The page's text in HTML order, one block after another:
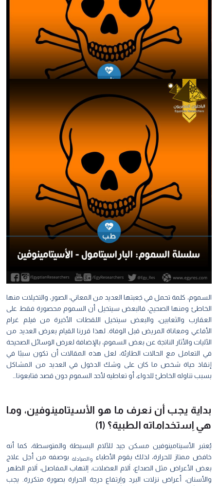
السموم، كلمة تحمل في جَعبتها العديد من المعاني، الصور، والتخيلات منها
الخاطئ ومنها الصحيح، فالبعض سيتخيل أن السموم محصورة فقط على
العقارب والثعابين، والبعض سيتخيل اللقطات الأخيرة من فيلم غرام
الأفاعي ومعاناة المريض قبل الوفاة. لهذا قررنا القيام بعرض العديد من
الآليات والأثار الناتجة عن بعض السموم، بالإضافة لعرض الوسائل الصحيحة
في التعامل مع الحالات الطارئة، لعل هذه المقالات أن تكون سببًا في
إنقاذ حياة شخص ما كان على وشك الدخول في العديد من المشاكل
بسبب تناوله الخاطئ للدواء، أو تعاطيه لأحد السموم دون قصد فتابعونا…
بداية يجب أن نعرف ما هو الأسيتامينوفين، وما
هي اِستخداماته الطبية؟ (1)
يُعتبر الأسيتامينوفين مسكن جيد للآلام البسيطة والمتوسطة، كما أنه
خافض ممتاز للحرارة، لذلك يقوم الأطباء والصيادلة بوصفه من أجل علاج
بعض الأعراض مثل الصداع، اَلام العضلات، اِلتهاب المفاصل، اَلام الظهر
والأسنان، أعراض نزلات البرد واِرتفاع درجة الحرارة بصورة متكررة. يجب